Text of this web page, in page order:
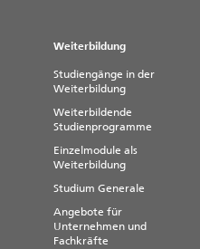
Weiterbildung
Studiengänge in der
Weiterbildung
Weiterbildende
Studienprogramme
Einzelmodule als
Weiterbildung
Studium Generale
Angebote für
Unternehmen und
Fachkräfte